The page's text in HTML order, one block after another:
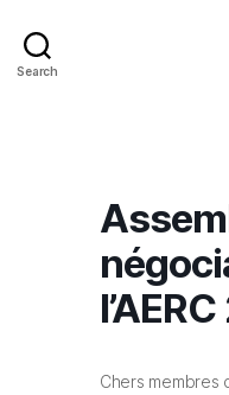
Search
Chers membres